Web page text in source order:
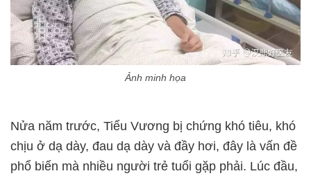
Ảnh minh họa
Nửa năm trước, Tiểu Vương bị chứng khó tiêu, khó
chịu ở dạ dày, đau dạ dày và đầy hơi, đây là vấn đề
phổ biến mà nhiều người trẻ tuổi gặp phải. Lúc đầu,